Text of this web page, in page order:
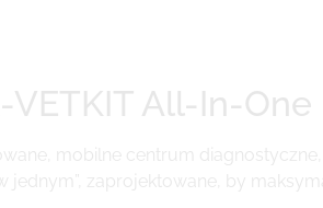
All-In-One
mobilne centrum diagnostyczne,
zaprojektowane, by